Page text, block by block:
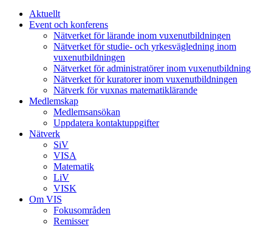
Aktuellt
Event och konferens
Nätverket för lärande inom vuxenutbildningen
Nätverket för studie- och yrkesvägledning inom
vuxenutbildningen
Nätverket för administratörer inom vuxenutbildning
Nätverket för kuratorer inom vuxenutbildningen
Nätverk för vuxnas matematiklärande
Medlemskap
Medlemsansökan
Uppdatera kontaktuppgifter
Nätverk
SiV
VISA
Matematik
LiV
VISK
Om VIS
Fokusområden
Remisser